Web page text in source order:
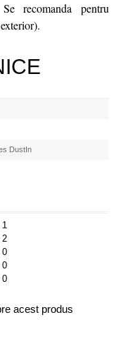
recomanda pentru
DustIn
1
2
0
0
0
acest produs